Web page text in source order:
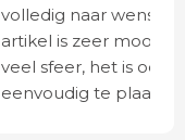
volledig naar wens.
artikel is zeer mooi
veel sfeer, het is ook
eenvoudig te